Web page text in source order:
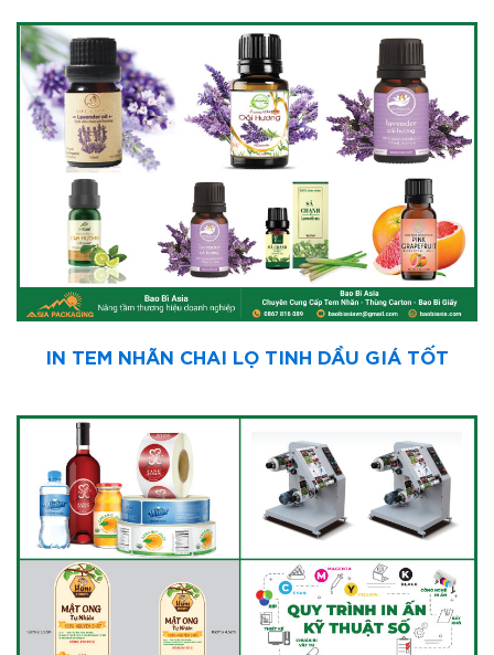
IN TEM NHÃN CHAI LỌ TINH DẦU GIÁ TỐT